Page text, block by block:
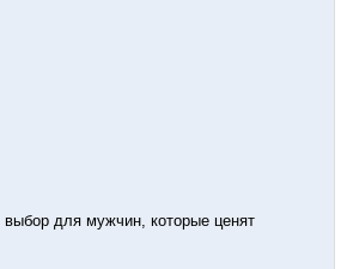
для мужчин, которые ценят